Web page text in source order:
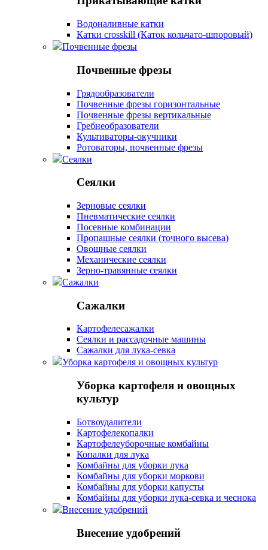
Водоналивные катки
Катки crosskill (Каток кольчато-шпоровый)
Почвенные фрезы
Почвенные фрезы
Грядообразователи
Почвенные фрезы горизонтальные
Почвенные фрезы вертикальные
Гребнеобразователи
Культиваторы-окучники
Ротоваторы, почвенные фрезы
Сеялки
Сеялки
Зерновые сеялки
Пневматические сеялки
Посевные комбинации
Пропашные сеялки (точного высева)
Овощные сеялки
Механические сеялки
Зерно-травянные сеялки
Сажалки
Сажалки
Картофелесажалки
Сеялки и рассадочные машины
Сажалки для лука-севка
Уборка картофеля и овощных культур
Уборка картофеля и овощных
культур
Ботвоудалители
Картофелекопалки
Картофелеуборочные комбайны
Копалки для лука
Комбайны для уборки лука
Комбайны для уборки моркови
Комбайны для уборки капусты
Комбайны для уборки лука-севка и чеснока
Внесение удобрений
Внесение удобрений